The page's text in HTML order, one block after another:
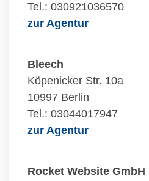
Tel.: 030921036570
zur Agentur
Bleech
Köpenicker Str. 10a
10997 Berlin
Tel.: 03044017947
zur Agentur
Rocket Website GmbH